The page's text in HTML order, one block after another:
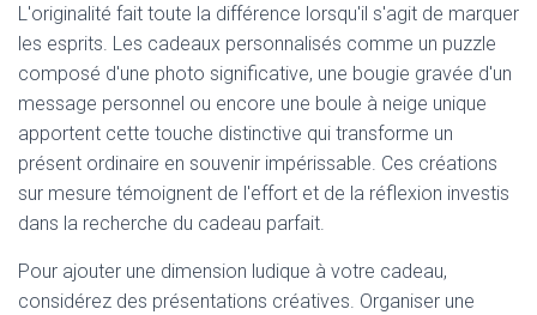
L'originalité fait toute la différence lorsqu'il s'agit de marquer
les esprits. Les cadeaux personnalisés comme un puzzle
composé d'une photo significative, une bougie gravée d'un
message personnel ou encore une boule à neige unique
apportent cette touche distinctive qui transforme un
présent ordinaire en souvenir impérissable. Ces créations
sur mesure témoignent de l'effort et de la réflexion investis
dans la recherche du cadeau parfait.
Pour ajouter une dimension ludique à votre cadeau,
considérez des présentations créatives. Organiser une